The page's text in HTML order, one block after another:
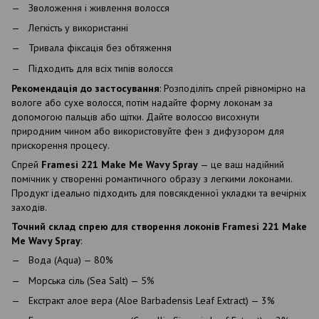
Зволоження і живлення волосся
Легкість у використанні
Тривала фіксація без обтяження
Підходить для всіх типів волосся
Рекомендація до застосування: Розподіліть спрей рівномірно на
вологе або сухе волосся, потім надайте форму локонам за
допомогою пальців або щітки. Дайте волоссю висохнути
природним чином або використовуйте фен з дифузором для
прискорення процесу.
Спрей Framesi 221 Make Me Wavy Spray — це ваш надійний
помічник у створенні романтичного образу з легкими локонами.
Продукт ідеально підходить для повсякденної укладки та вечірніх
заходів.
Точний склад спрею для створення локонів Framesi 221 Make
Me Wavy Spray:
Вода (Aqua) — 80%
Морська сіль (Sea Salt) — 5%
Екстракт алое вера (Aloe Barbadensis Leaf Extract) — 3%